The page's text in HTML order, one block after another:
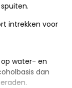
intrekken voor
water- en
dan